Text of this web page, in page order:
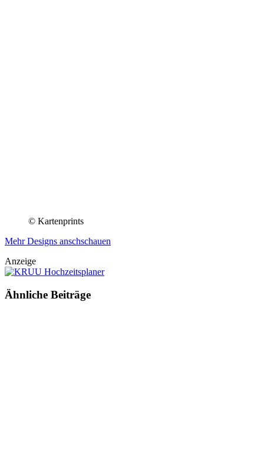
© Kartenprints
Mehr Designs anschschauen
Anzeige
Ähnliche Beiträge